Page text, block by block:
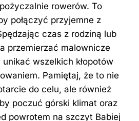
rowerów. To
połączyć przyjemne z
czas z rodziną lub
przemierzać malownicze
wszelkich kłopotów
Pamiętaj, że to nie
do celu, ale również
poczuć górski klimat oraz
powrotem na szczyt Babiej